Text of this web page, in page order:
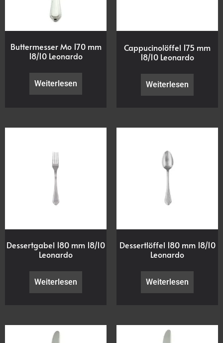
Buttermesser Mo 170 mm
18/10 Leonardo
Weiterlesen
Cappucinolöffel 175 mm
18/10 Leonardo
Weiterlesen
Dessertgabel 180 mm 18/10
Leonardo
Weiterlesen
Dessertlöffel 180 mm 18/10
Leonardo
Weiterlesen